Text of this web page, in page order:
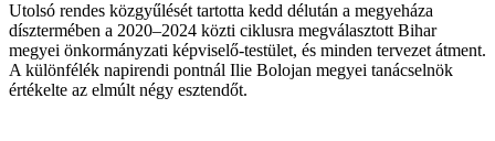
Utolsó rendes közgyűlését tartotta kedd délután a megyeháza
dísztermében a 2020–2024 közti ciklusra megválasztott Bihar
megyei önkormányzati képviselő-testület, és minden tervezet átment.
A különfélék napirendi pontnál Ilie Bolojan megyei tanácselnök
értékelte az elmúlt négy esztendőt.